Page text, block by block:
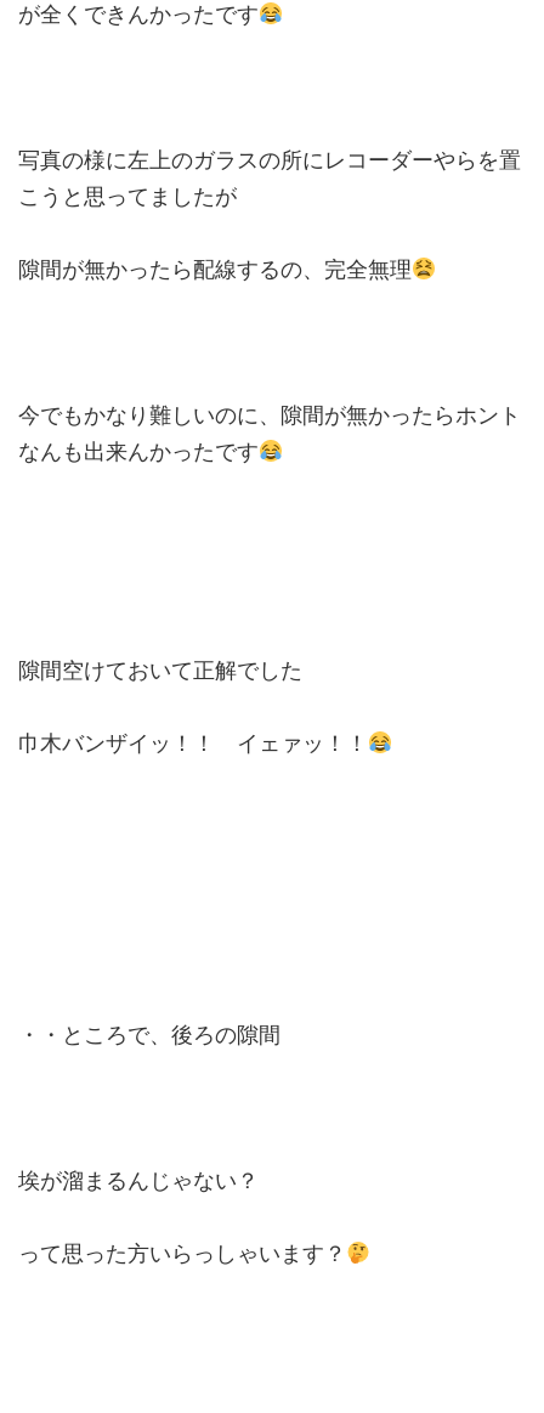
が全くできんかったです
写真の様に左上のガラスの所にレコーダーやらを置
こうと思ってましたが
隙間が無かったら配線するの、完全無理
今でもかなり難しいのに、隙間が無かったらホント
なんも出来んかったです
隙間空けておいて正解でした
巾木バンザイッ！！ イェァッ！！
・・ところで、後ろの隙間
埃が溜まるんじゃない？
って思った方いらっしゃいます？